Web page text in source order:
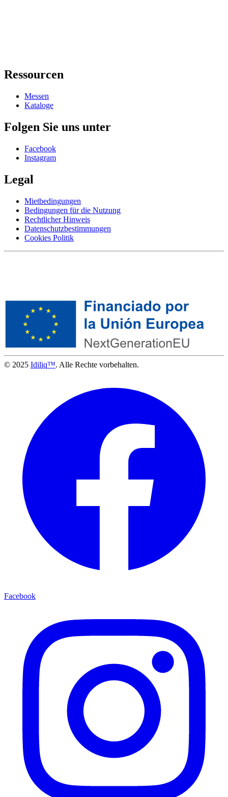
Ressourcen
Messen
Kataloge
Folgen Sie uns unter
Facebook
Instagram
Legal
Mietbedingungen
Bedingungen für die Nutzung
Rechtlicher Hinweis
Datenschutzbestimmungen
Cookies Politik
© 2025 Idiliq™. Alle Rechte vorbehalten.
Facebook